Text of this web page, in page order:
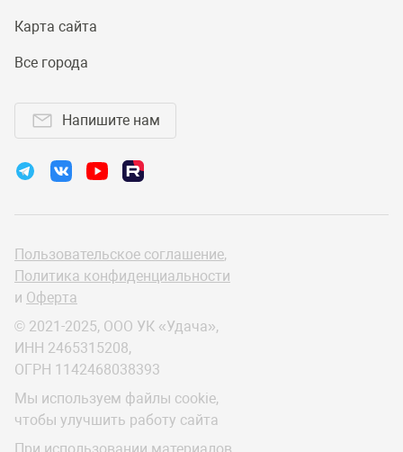
Карта сайта
Все города
Напишите нам
Пользовательское соглашение,
Политика конфиденциальности
и Оферта
© 2021-2025, ООО УК «Удача»,
ИНН 2465315208,
ОГРН 1142468038393
Мы используем файлы cookie,
чтобы улучшить работу сайта